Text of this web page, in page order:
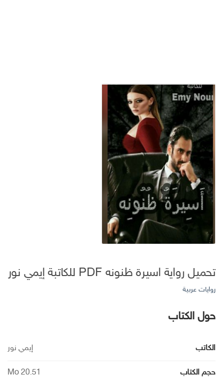
تحميل رواية اسيرة ظنونه PDF للكاتبة إيمي نور
روايات عربية
حول الكتاب
الكاتب إيمي نور
حجم الكتاب 20.51 Mo